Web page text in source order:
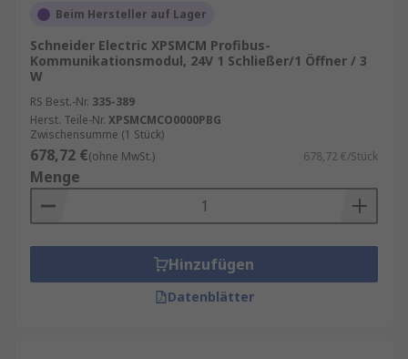
Beim Hersteller auf Lager
Schneider Electric XPSMCM Profibus-
Kommunikationsmodul, 24V 1 Schließer/1 Öffner / 3
W
RS Best.-Nr. 335-389
Herst. Teile-Nr. XPSMCMCO0000PBG
Zwischensumme (1 Stück)
678,72 €(ohne MwSt.) 678,72 €/Stück
Menge
Hinzufügen
Datenblätter